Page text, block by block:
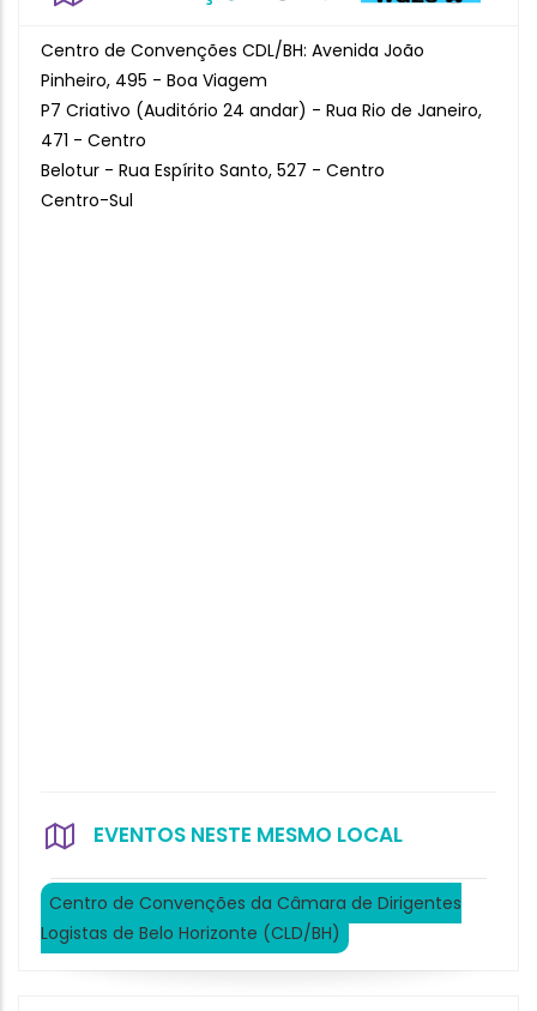
Centro de Convenções CDL/BH: Avenida João
Pinheiro, 495 - Boa Viagem
P7 Criativo (Auditório 24 andar) - Rua Rio de Janeiro,
471 - Centro
Belotur - Rua Espírito Santo, 527 - Centro
Centro-Sul
EVENTOS NESTE MESMO LOCAL
Centro de Convenções da Câmara de Dirigentes
Logistas de Belo Horizonte (CLD/BH)